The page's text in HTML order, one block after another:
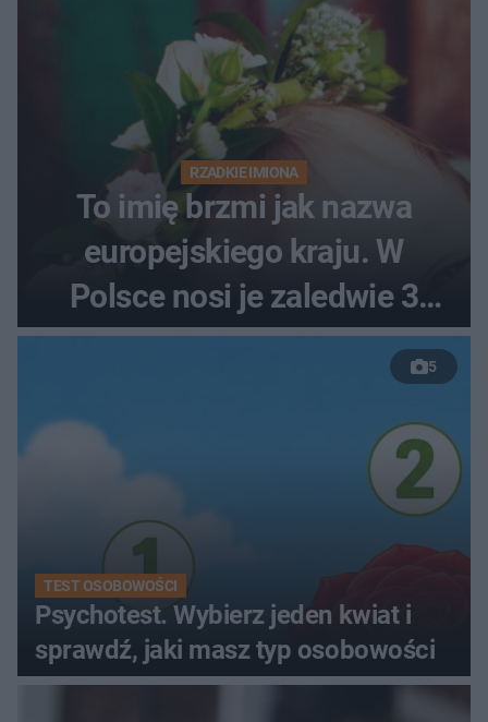
RZADKIE IMIONA
To imię brzmi jak nazwa
europejskiego kraju. W
Polsce nosi je zaledwie 3
kobiety
5
TEST OSOBOWOŚCI
Psychotest. Wybierz jeden kwiat i
sprawdź, jaki masz typ osobowości